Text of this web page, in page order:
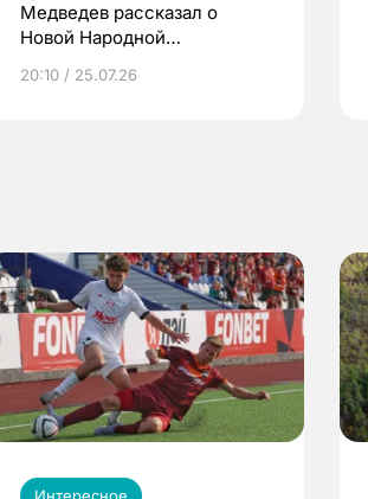
Медведев рассказал о
Новой Народной
20:10 / 25.07.26